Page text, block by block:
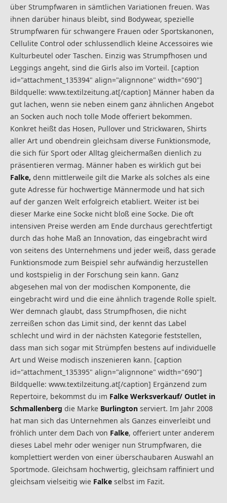
über Strumpfwaren in sämtlichen Variationen freuen. Was
ihnen darüber hinaus bleibt, sind Bodywear, spezielle
Strumpfwaren für schwangere Frauen oder Sportskanonen,
Cellulite Control oder schlussendlich kleine Accessoires wie
Kulturbeutel oder Taschen. Einzig was Strumpfhosen und
Leggings angeht, sind die Girls also im Vorteil. [caption
id="attachment_135394" align="alignnone" width="690"]
Bildquelle: www.textilzeitung.at[/caption] Männer haben da
gut lachen, wenn sie neben einem ganz ähnlichen Angebot
an Socken auch noch tolle Mode offeriert bekommen.
Konkret heißt das Hosen, Pullover und Strickwaren, Shirts
aller Art und obendrein gleichsam diverse Funktionsmode,
die sich für Sport oder Alltag gleichermaßen dienlich zu
präsentieren vermag. Männer haben es wirklich gut bei
Falke, denn mittlerweile gilt die Marke als solches als eine
gute Adresse für hochwertige Männermode und hat sich
auf der ganzen Welt erfolgreich etabliert. Weiter ist bei
dieser Marke eine Socke nicht bloß eine Socke. Die oft
intensiven Preise werden am Ende durchaus gerechtfertigt
durch das hohe Maß an Innovation, das eingebracht wird
von seitens des Unternehmens und jeder weiß, dass gerade
Funktionsmode zum Beispiel sehr aufwändig herzustellen
und kostspielig in der Forschung sein kann. Ganz
abgesehen mal von der modischen Komponente, die
eingebracht wird und die eine ähnlich tragende Rolle spielt.
Wer demnach glaubt, dass Strumpfhosen, die nicht
zerreißen schon das Limit sind, der kennt das Label
schlecht und wird in der nächsten Kategorie feststellen,
dass man sich sogar mit Strümpfen bestens auf individuelle
Art und Weise modisch inszenieren kann. [caption
id="attachment_135395" align="alignnone" width="690"]
Bildquelle: www.textilzeitung.at[/caption] Ergänzend zum
Repertoire, bekommst du im Falke Werksverkauf/ Outlet in
Schmallenberg die Marke Burlington serviert. Im Jahr 2008
hat man sich das Unternehmen als Ganzes einverleibt und
fröhlich unter dem Dach von Falke, offeriert unter anderem
dieses Label mehr oder weniger nun Strumpfwaren, die
komplettiert werden von einer überschaubaren Auswahl an
Sportmode. Gleichsam hochwertig, gleichsam raffiniert und
gleichsam vielseitig wie Falke selbst im Fazit.